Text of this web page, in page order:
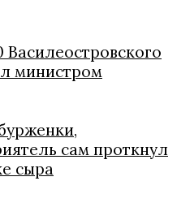
министром
сам проткнул
сыра